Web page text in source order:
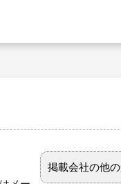
掲載会社の他